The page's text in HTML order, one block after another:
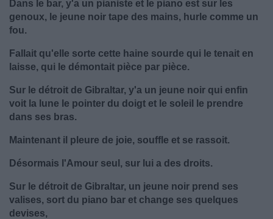
Dans le bar, y'a un pianiste et le piano est sur les
genoux, le jeune noir tape des mains, hurle comme un
fou.
Fallait qu'elle sorte cette haine sourde qui le tenait en
laisse, qui le démontait pièce par pièce.
Sur le détroit de Gibraltar, y'a un jeune noir qui enfin
voit la lune le pointer du doigt et le soleil le prendre
dans ses bras.
Maintenant il pleure de joie, souffle et se rassoit.
Désormais l'Amour seul, sur lui a des droits.
Sur le détroit de Gibraltar, un jeune noir prend ses
valises, sort du piano bar et change ses quelques
devises,